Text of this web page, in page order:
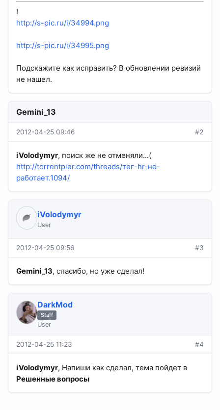
!
http://s-pic.ru/i/34994.png
http://s-pic.ru/i/34995.png
Подскажите как исправить? В обновлении ревизий
не нашел.
Gemini_13
2012-04-25 09:46 #2
iVolodymyr, поиск же не отменяли...(
http://torrentpier.com/threads/тег-hr-не-
работает.1094/
iVolodymyr
User
2012-04-25 09:56 #3
Gemini_13, спасибо, но уже сделал!
DarkMod
Staff
User
2012-04-25 11:23 #4
iVolodymyr, Напиши как сделал, тема пойдет в
Решенные вопросы